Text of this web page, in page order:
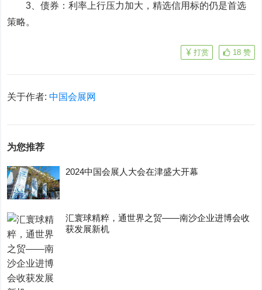
3、债券：利率上行压力加大，精选信用标的仍是首选
策略。
18 赞
打赏
关于作者:中国会展网
为您推荐
2024中国会展人大会在津盛大开幕
汇寰球精粹，通世界之贸——南沙企业进博会收
获发展新机